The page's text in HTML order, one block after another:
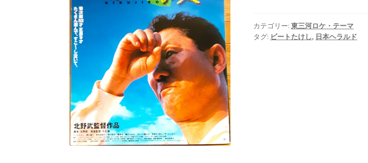
カテゴリー:東三河ロケ・テーマ
タグ: ビートたけし, 日本ヘラルド